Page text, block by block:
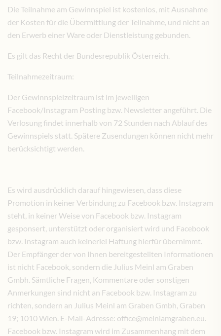
Die Teilnahme am Gewinnspiel ist kostenlos, mit Ausnahme
der Kosten für die Übermittlung der Teilnahme, und nicht an
den Erwerb einer Ware oder Dienstleistung gebunden.
Es gilt das Recht der Bundesrepublik Österreich.
Teilnahmezeitraum:
Der Gewinnspielzeitraum ist im jeweiligen
Facebook/Instagram Posting bzw. Newsletter angeführt. Die
Verlosung findet innerhalb von 72 Stunden nach Ablauf des
Gewinnspiels statt. Spätere Zusendungen können nicht mehr
berücksichtigt werden.
Es wird ausdrücklich darauf hingewiesen, dass diese
Promotion in keiner Verbindung zu Facebook bzw. Instagram
steht, in keiner Weise von Facebook bzw. Instagram
gesponsert, unterstützt oder organisiert wird und Facebook
bzw. Instagram auch keinerlei Haftung hierfür übernimmt.
Der Empfänger der von Ihnen bereitgestellten Informationen
ist nicht Facebook, sondern die Julius Meinl am Graben
Gmbh. Sämtliche Fragen, Kommentare oder sonstigen
Anmerkungen sind nicht an Facebook bzw. Instagram zu
richten, sondern an Julius Meinl am Graben Gmbh, Graben
19; 1010 Wien. E-Mail-Adresse: office@meinlamgraben.eu.
Facebook bzw. Instagram wird im Zusammenhang mit dem